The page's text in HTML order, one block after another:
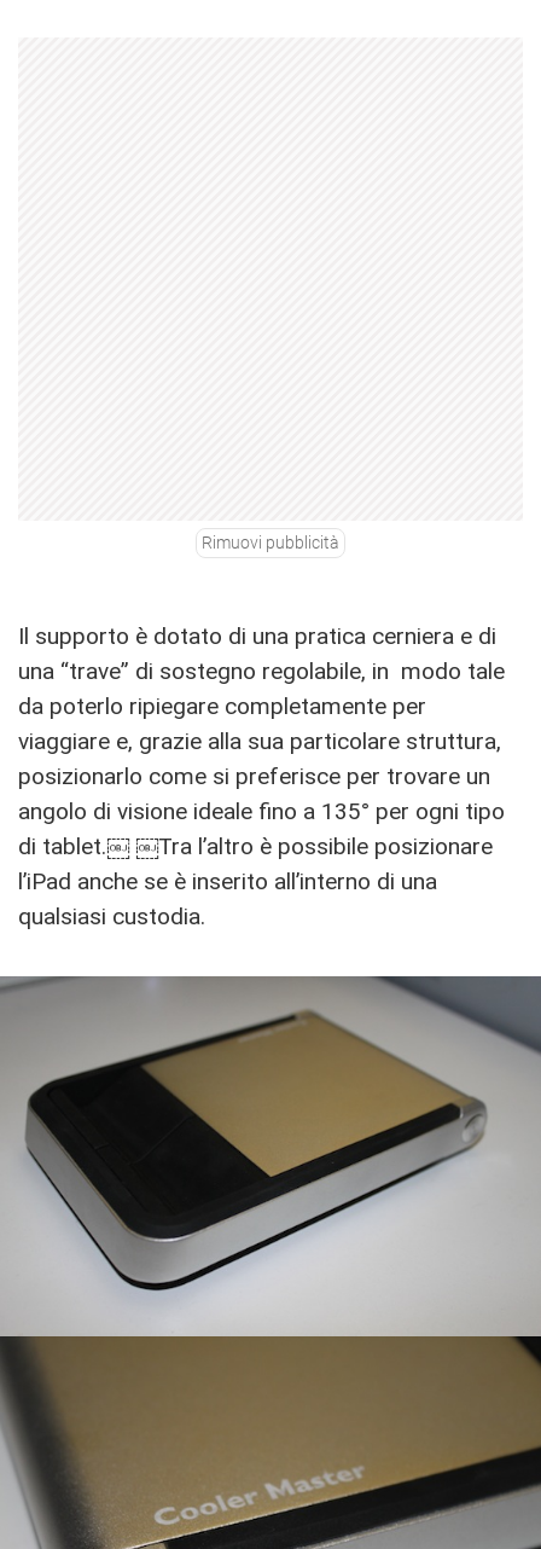
Rimuovi pubblicità
Il supporto è dotato di una pratica cerniera e di
una “trave” di sostegno regolabile, in modo tale
da poterlo ripiegare completamente per
viaggiare e, grazie alla sua particolare struttura,
posizionarlo come si preferisce per trovare un
angolo di visione ideale fino a 135° per ogni tipo
di tablet.￼ ￼Tra l’altro è possibile posizionare
l’iPad anche se è inserito all’interno di una
qualsiasi custodia.